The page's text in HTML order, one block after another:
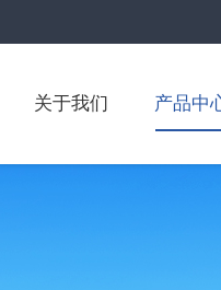
关于我们 产品中